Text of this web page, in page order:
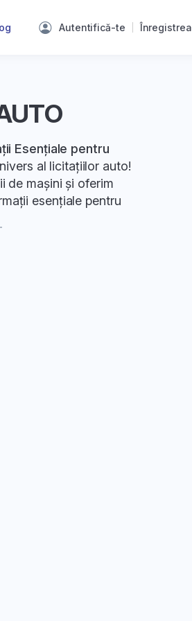
Autentifică-te
Esențiale pentru
al licitațiilor auto!
de mașini și oferim
esențiale pentru
ce această metodă
precum
Descoperă cum
tranzacției, vei învăța